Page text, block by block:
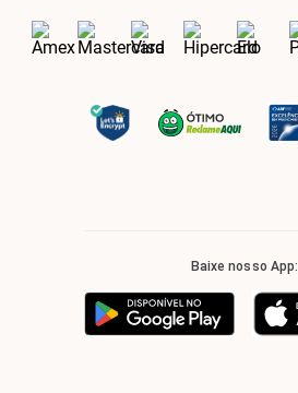
Baixe nosso App: